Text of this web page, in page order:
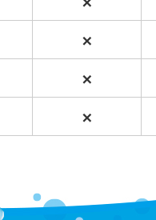
×
×
×